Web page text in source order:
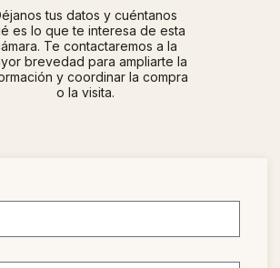
tus datos y cuéntanos
es lo que te interesa de esta
Te contactaremos a la
brevedad para ampliarte la
y coordinar la compra
o la visita.